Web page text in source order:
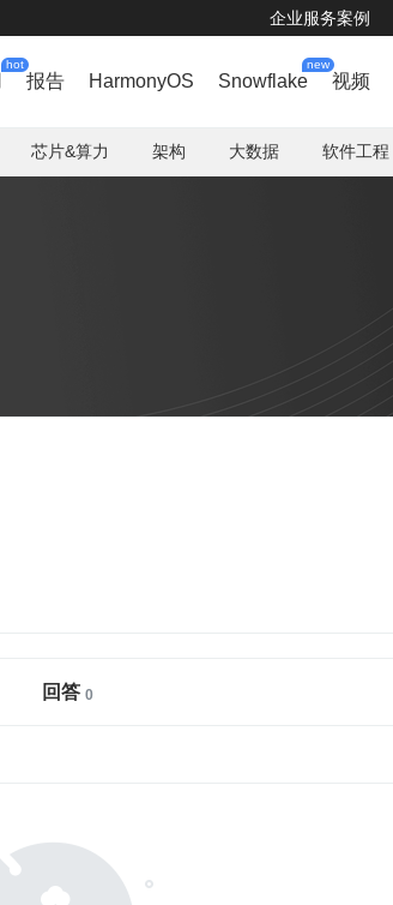
企业服务案例
hot
报告 HarmonyOS Snowflake
new
视频
芯片&算力 架构 大数据 软件工程
回答